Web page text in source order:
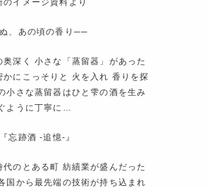
、あの頃の香り──
奥深く 小さな「蒸留器」があった
かにこっそりと 火を入れ 香りを探
小さな蒸留器はひと雫の酒を生み
ように丁寧に…
忘跡酒 -追憶-』
代のとある町 紡績業が盛んだった
国から最先端の技術が持ち込まれ